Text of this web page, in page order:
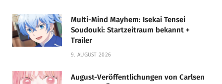
Multi-Mind Mayhem: Isekai Tensei
Soudouki: Startzeitraum bekannt +
Trailer
9. AUGUST 2026
August-Veröffentlichungen von Carlsen